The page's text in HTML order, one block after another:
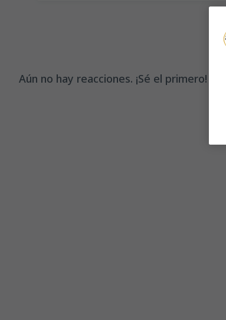
Aún no hay reacciones. ¡Sé el primero!